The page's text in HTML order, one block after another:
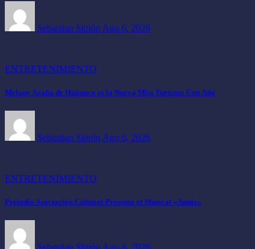
Sebastian Sipión Ago 6, 2026
ENTRETENIMIENTO
Melany Azaña de Huánuco es la Nueva Miss Turismo Este Año
Sebastian Sipión Ago 6, 2026
ENTRETENIMIENTO
Preludio Asociación Cultural Presenta el Musical «Annie»